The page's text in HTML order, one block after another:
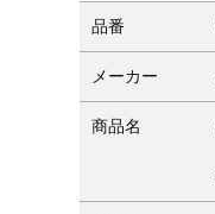
品番
メーカー
商品名